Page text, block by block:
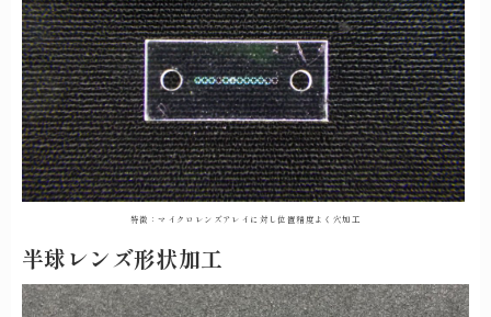
特徴：マイクロレンズアレイに対し位置精度よく穴加工
半球レンズ形状加工